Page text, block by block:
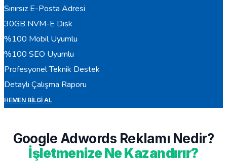
Sınırsız E-Posta Adresi
30GB NVM-E Disk
%100 Mobil Uyumlu
%100 SEO Uyumlu
Profesyonel Teknik Destek
Detaylı Çalışma Raporu
HEMEN BILGI AL
Google Adwords Reklamı Nedir?
İşletmenize Ne Kazandırır?